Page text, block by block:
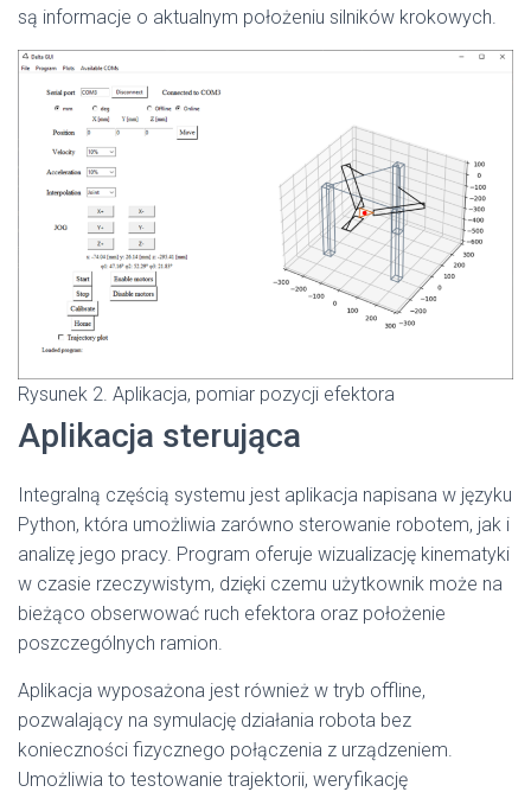
są informacje o aktualnym położeniu silników krokowych.
Rysunek 2. Aplikacja, pomiar pozycji efektora
Aplikacja sterująca
Integralną częścią systemu jest aplikacja napisana w języku
Python, która umożliwia zarówno sterowanie robotem, jak i
analizę jego pracy. Program oferuje wizualizację kinematyki
w czasie rzeczywistym, dzięki czemu użytkownik może na
bieżąco obserwować ruch efektora oraz położenie
poszczególnych ramion.
Aplikacja wyposażona jest również w tryb offline,
pozwalający na symulację działania robota bez
konieczności fizycznego połączenia z urządzeniem.
Umożliwia to testowanie trajektorii, weryfikację